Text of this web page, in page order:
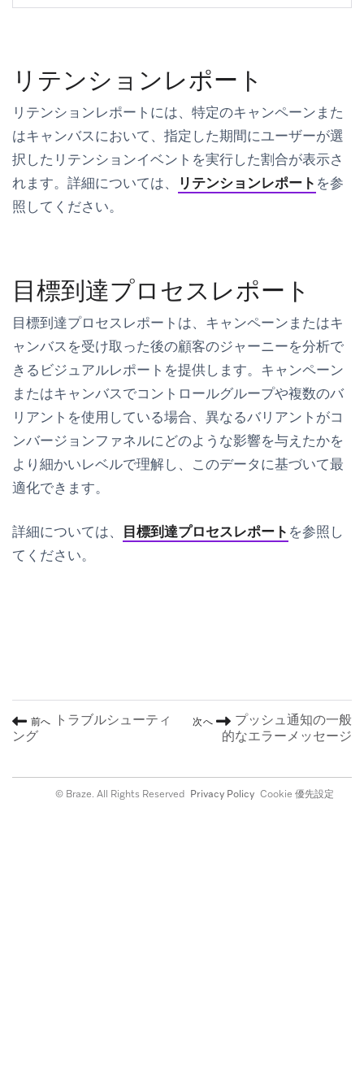
リテンションレポート
リテンションレポートには、特定のキャンペーンまた
はキャンバスにおいて、指定した期間にユーザーが選
択したリテンションイベントを実行した割合が表示さ
れます。詳細については、
リテンションレポート を参
照してください。
目標到達プロセスレポート
目標到達プロセスレポートは、キャンペーンまたはキ
ャンバスを受け取った後の顧客のジャーニーを分析で
きるビジュアルレポートを提供します。キャンペーン
またはキャンバスでコントロールグループや複数のバ
リアントを使用している場合、異なるバリアントがコ
ンバージョンファネルにどのような影響を与えたかを
より細かいレベルで理解し、このデータに基づいて最
適化できます。
詳細については、 目標到達プロセスレポート を参照し
てください。
前へ
トラブルシューティ
ング
次へ
プッシュ通知の一般
的なエラーメッセージ
© Braze. All Rights Reserved Privacy Policy Cookie 優先設定